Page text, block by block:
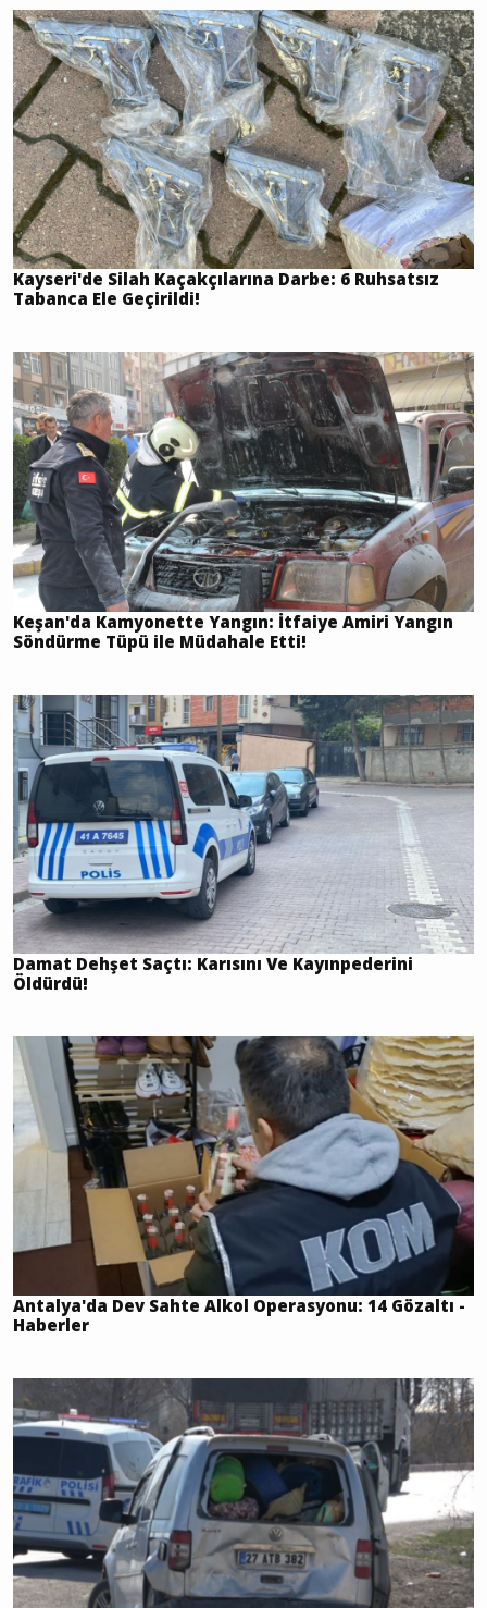
Kayseri'de Silah Kaçakçılarına Darbe: 6 Ruhsatsız
Tabanca Ele Geçirildi!
Keşan'da Kamyonette Yangın: İtfaiye Amiri Yangın
Söndürme Tüpü ile Müdahale Etti!
Damat Dehşet Saçtı: Karısını Ve Kayınpederini
Öldürdü!
Antalya'da Dev Sahte Alkol Operasyonu: 14 Gözaltı -
Haberler